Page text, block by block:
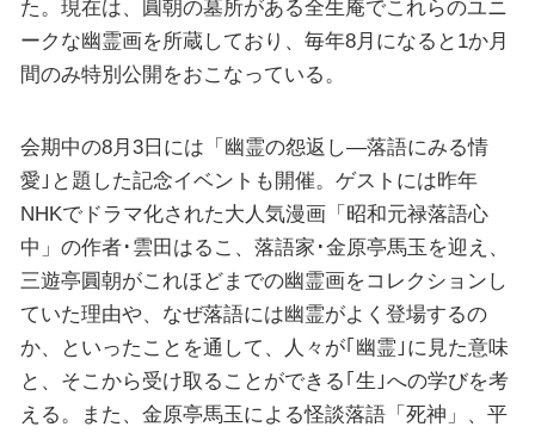
た。現在は、圓朝の墓所がある全⽣庵でこれらのユニ
ークな幽霊画を所蔵しており、毎年8⽉になると1か⽉
間のみ特別公開をおこなっている。
会期中の8月3日には「幽霊の怨返し―落語にみる情
愛｣と題した記念イベントも開催。ゲストには昨年
NHKでドラマ化された⼤⼈気漫画「昭和元禄落語⼼
中」の作者･雲⽥はるこ、落語家･⾦原亭⾺⽟を迎え、
三遊亭圓朝がこれほどまでの幽霊画をコレクションし
ていた理由や、なぜ落語には幽霊がよく登場するの
か、といったことを通して、⼈々が｢幽霊｣に⾒た意味
と、そこから受け取ることができる｢⽣｣への学びを考
える。また、⾦原亭⾺⽟による怪談落語「死神」、平